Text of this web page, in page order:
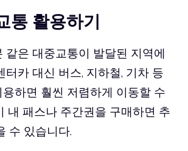
통 활용하기
같은 대중교통이 발달된 지역에
터카 대신 버스, 지하철, 기차 등
하면 훨씬 저렴하게 이동할 수
내 패스나 주간권을 구매하면 추
수 있습니다.